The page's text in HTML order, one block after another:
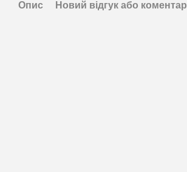
Опис Новий відгук або коментар